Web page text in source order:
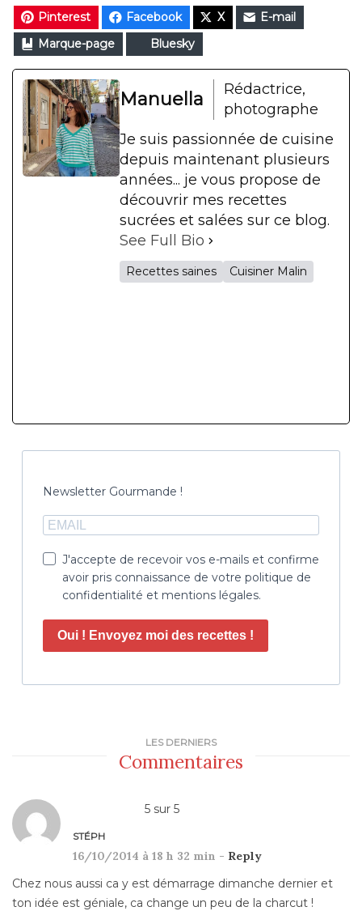
Pinterest Facebook X
E-mail
Marque-page
Bluesky
Manuella
Rédactrice,
photographe
Je suis passionnée de cuisine
depuis maintenant plusieurs
années... je vous propose de
découvrir mes recettes
sucrées et salées sur ce blog.
See Full Bio
Recettes saines Cuisiner Malin
Newsletter Gourmande !
J'accepte de recevoir vos e-mails et confirme
avoir pris connaissance de votre politique de
confidentialité et mentions légales.
Oui ! Envoyez moi des recettes !
LES DERNIERS
Commentaires
5 sur 5
STÉPH
16/10/2014 à 18 h 32 min - Reply
Chez nous aussi ca y est démarrage dimanche dernier et
ton idée est géniale, ca change un peu de la charcut !